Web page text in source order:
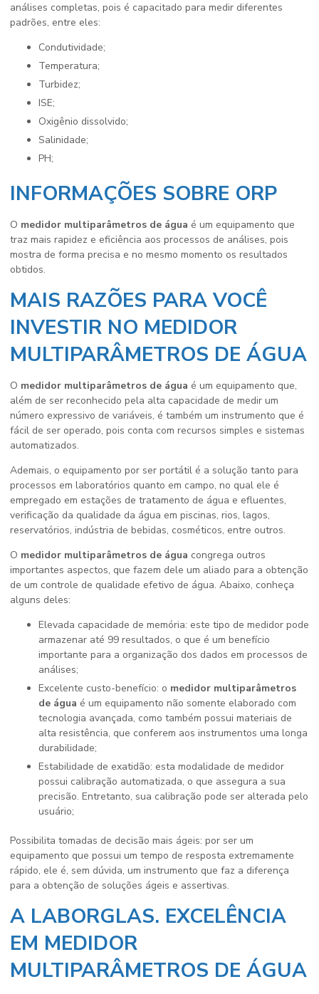
análises completas, pois é capacitado para medir diferentes
padrões, entre eles:
Condutividade;
Temperatura;
Turbidez;
ISE;
Oxigênio dissolvido;
Salinidade;
pH;
INFORMAÇÕES SOBRE ORP
O medidor multiparâmetros de água é um equipamento que
traz mais rapidez e eficiência aos processos de análises, pois
mostra de forma precisa e no mesmo momento os resultados
obtidos.
MAIS RAZÕES PARA VOCÊ
INVESTIR NO MEDIDOR
MULTIPARÂMETROS DE ÁGUA
O medidor multiparâmetros de água é um equipamento que,
além de ser reconhecido pela alta capacidade de medir um
número expressivo de variáveis, é também um instrumento que é
fácil de ser operado, pois conta com recursos simples e sistemas
automatizados.
Ademais, o equipamento por ser portátil é a solução tanto para
processos em laboratórios quanto em campo, no qual ele é
empregado em estações de tratamento de água e efluentes,
verificação da qualidade da água em piscinas, rios, lagos,
reservatórios, indústria de bebidas, cosméticos, entre outros.
O medidor multiparâmetros de água congrega outros
importantes aspectos, que fazem dele um aliado para a obtenção
de um controle de qualidade efetivo de água. Abaixo, conheça
alguns deles:
Elevada capacidade de memória: este tipo de medidor pode
armazenar até 99 resultados, o que é um benefício
importante para a organização dos dados em processos de
análises;
Excelente custo-benefício: o medidor multiparâmetros
de água é um equipamento não somente elaborado com
tecnologia avançada, como também possui materiais de
alta resistência, que conferem aos instrumentos uma longa
durabilidade;
Estabilidade de exatidão: esta modalidade de medidor
possui calibração automatizada, o que assegura a sua
precisão. Entretanto, sua calibração pode ser alterada pelo
usuário;
Possibilita tomadas de decisão mais ágeis: por ser um
equipamento que possui um tempo de resposta extremamente
rápido, ele é, sem dúvida, um instrumento que faz a diferença
para a obtenção de soluções ágeis e assertivas.
A LABORGLAS. EXCELÊNCIA
EM MEDIDOR
MULTIPARÂMETROS DE ÁGUA